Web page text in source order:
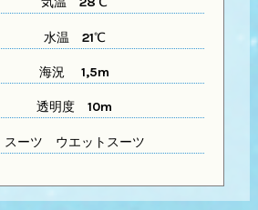
水温 21℃
海況 1,5m
透明度 10m
スーツ ウエットスーツ